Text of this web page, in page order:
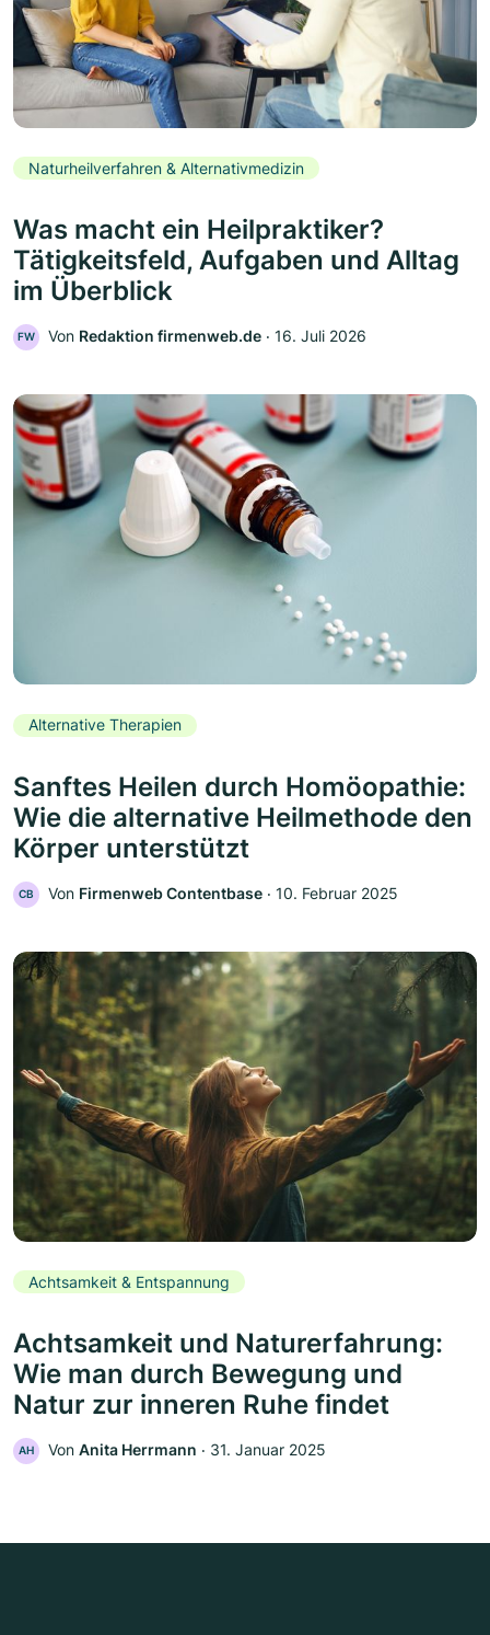
Naturheilverfahren & Alternativmedizin
Was macht ein Heilpraktiker?
Tätigkeitsfeld, Aufgaben und Alltag
im Überblick
FW Von Redaktion firmenweb.de ‧ 16. Juli 2026
Alternative Therapien
Sanftes Heilen durch Homöopathie:
Wie die alternative Heilmethode den
Körper unterstützt
CB Von Firmenweb Contentbase ‧ 10. Februar 2025
Achtsamkeit & Entspannung
Achtsamkeit und Naturerfahrung:
Wie man durch Bewegung und
Natur zur inneren Ruhe findet
AH Von Anita Herrmann ‧ 31. Januar 2025